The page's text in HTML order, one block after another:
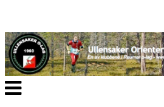
Veksle
navigasjon